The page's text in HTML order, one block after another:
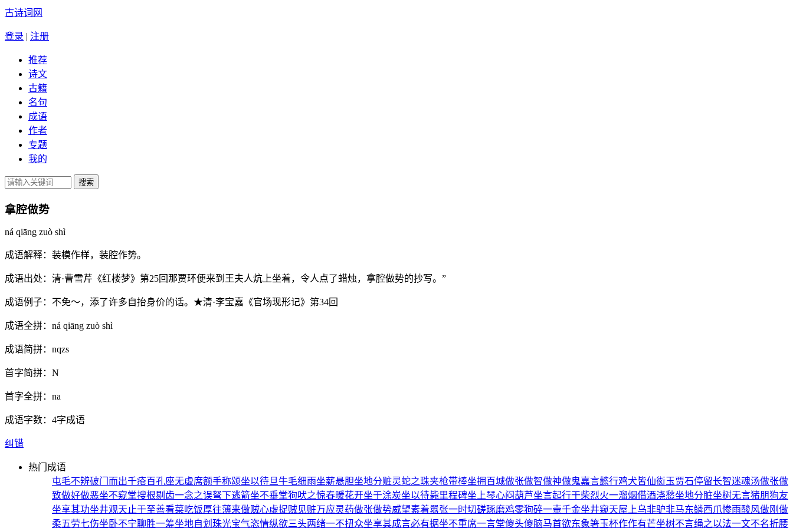
古诗词网
登录 | 注册
推荐
诗文
古籍
名句
成语
作者
专题
我的
拿腔做势
ná qiāng zuò shì
成语解释： 装模作样，装腔作势。
成语出处： 清·曹雪芹《红楼梦》第25回那贾环便来到王夫人炕上坐着，令人点了蜡烛，拿腔做势的抄写。”
成语例子： 不免～，添了许多自抬身价的话。★清·李宝嘉《官场现形记》第34回
成语全拼： ná qiāng zuò shì
成语简拼： nqzs
首字简拼： N
首字全拼： na
成语字数： 4字成语
纠错
热门成语
屯毛不辨破门而出千疮百孔座无虚席额手称颂坐以待旦牛毛细雨坐薪悬胆坐地分赃灵蛇之珠夹枪带棒坐拥百城做张做智做神做鬼嘉言懿行鸡犬皆仙衒玉贾石停留长智迷魂汤做张做
致做好做恶坐不窥堂搜根剔齿一念之误弩下逃箭坐不垂堂狗吠之惊春暖花开坐于涂炭坐以待毙里程碑坐上琴心闷葫芦坐言起行干柴烈火一溜烟借酒浇愁坐地分脏坐树无言猪朋狗友
坐享其功坐井观天止于至善看菜吃饭厚往薄来做贼心虚捉贼见赃万应灵药做张做势威望素着嚣张一时切磋琢磨鸡零狗碎一壸千金坐井窥天屋上乌非驴非马东鳞西爪惨雨酸风做刚做
柔五劳七伤坐卧不宁聊胜一筹坐地自划 珠光宝气恣情纵欲三头两绪一不扭众坐享其成言必有据坐不重席一言堂傻头傻脑马首欲东象箸玉杯作作有芒坐树不言绳之以法一文不名折腰